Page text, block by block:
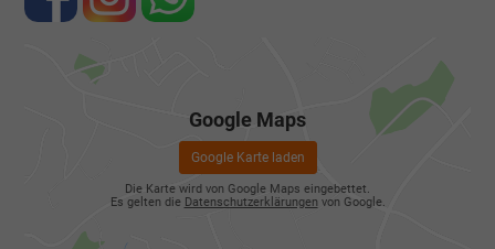
Google Maps
Google Karte laden
Die Karte wird von Google Maps eingebettet.
Es gelten die Datenschutzerklärungen von Google.